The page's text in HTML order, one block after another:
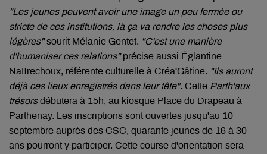
"Les jeunes peuvent avoir une image un peu fermée ou
stricte de ces institutions, là ça va rendre les choses plus
légères"sourit Mélanie Gentet. "C'est une manière
d'humaniser ces relations"précise aussi Églantine
Naffrechoux, référente culturelle à Créa'Gâtine. "Ils auront
déjà ces lieux enregistrés dans leur tête". Cette Parth'aux
trésorsdébutera à 15h, au kiosque Place du Drapeau à
Parthenay. Les inscriptions sont ouvertes jusqu'au 10
septembre auprès des CSC, quarante jeunes de 16 à 30
ans pourront y participer. Cette course d'orientation sera